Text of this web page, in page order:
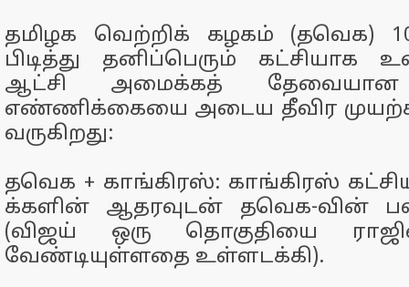
தமிழக வெற்றிக் கழகம் (தவெக)
பிடித்து தனிப்பெரும் கட்சியாக
ஆட்சி அமைக்கத்
எண்ணிக்கையை அடைய தீவிர
வருகிறது:
தவெக + காங்கிரஸ்: காங்கிரஸ்
க்களின் ஆதரவுடன் தவெக-வின்
(விஜய் ஒரு தொகுதியை
வேண்டியுள்ளதை உள்ளடக்கி).